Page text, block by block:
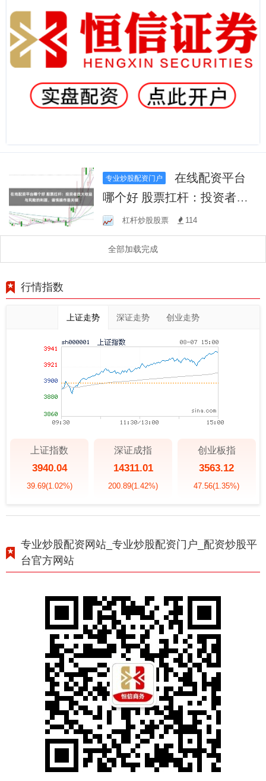
专业炒股配资门户
在线配资平台
哪个好 股票扛杆：投资者放
大收益与风险的利器，谨慎
操作是关键
杠杆炒股股票 114
全部加载完成
行情指数
上证走势 深证走势 创业走势
上证指数
3940.04
39.69(1.02%)
深证成指
14311.01
200.89(1.42%)
创业板指
3563.12
47.56(1.35%)
专业炒股配资网站_专业炒股配资门户_配资炒股平
台官方网站